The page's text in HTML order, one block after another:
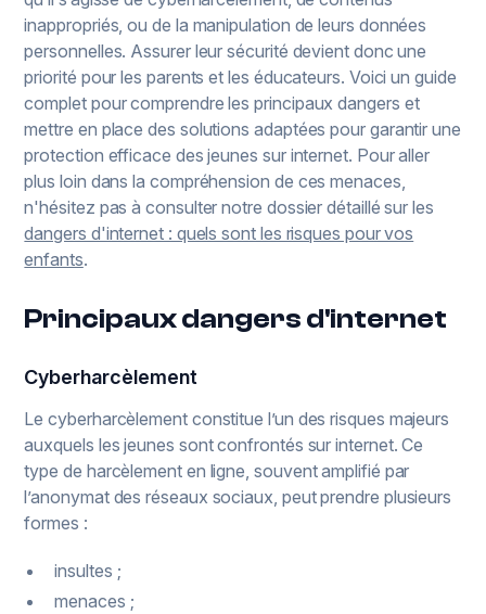
inappropriés, ou de la manipulation de leurs données
personnelles. Assurer leur sécurité devient donc une
priorité pour les parents et les éducateurs. Voici un guide
complet pour comprendre les principaux dangers et
mettre en place des solutions adaptées pour garantir une
protection efficace des jeunes sur internet. Pour aller
plus loin dans la compréhension de ces menaces,
n'hésitez pas à consulter notre dossier détaillé sur les
dangers d'internet : quels sont les risques pour vos
enfants.
Principaux dangers d'internet
Cyberharcèlement
Le cyberharcèlement constitue l’un des risques majeurs
auxquels les jeunes sont confrontés sur internet. Ce
type de harcèlement en ligne, souvent amplifié par
l’anonymat des réseaux sociaux, peut prendre plusieurs
formes :
insultes ;
menaces ;